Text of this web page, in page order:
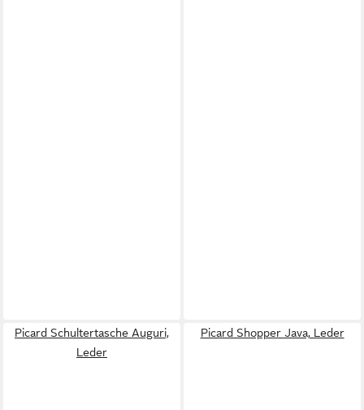
Picard Schultertasche Auguri,
Leder
Picard Shopper Java, Leder